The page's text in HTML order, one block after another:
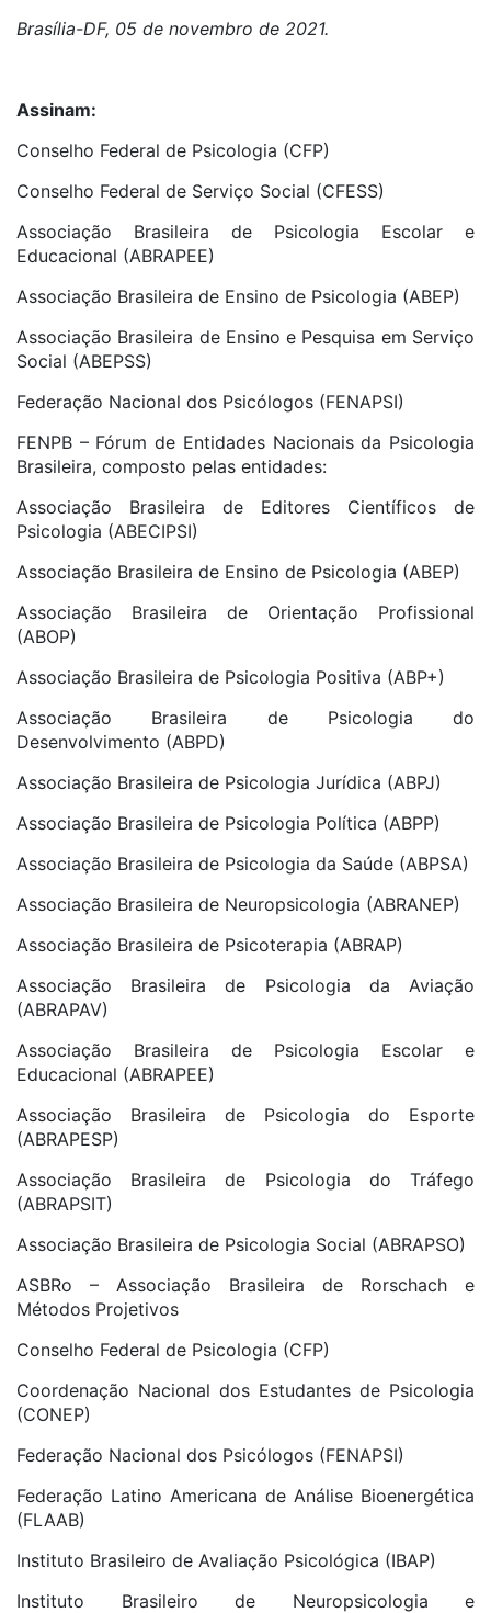
Brasília-DF, 05 de novembro de 2021.
Assinam:
Conselho Federal de Psicologia (CFP)
Conselho Federal de Serviço Social (CFESS)
Associação Brasileira de Psicologia Escolar e
Educacional (ABRAPEE)
Associação Brasileira de Ensino de Psicologia (ABEP)
Associação Brasileira de Ensino e Pesquisa em Serviço
Social (ABEPSS)
Federação Nacional dos Psicólogos (FENAPSI)
FENPB – Fórum de Entidades Nacionais da Psicologia
Brasileira, composto pelas entidades:
Associação Brasileira de Editores Científicos de
Psicologia (ABECIPSI)
Associação Brasileira de Ensino de Psicologia (ABEP)
Associação Brasileira de Orientação Profissional
(ABOP)
Associação Brasileira de Psicologia Positiva (ABP+)
Associação Brasileira de Psicologia do
Desenvolvimento (ABPD)
Associação Brasileira de Psicologia Jurídica (ABPJ)
Associação Brasileira de Psicologia Política (ABPP)
Associação Brasileira de Psicologia da Saúde (ABPSA)
Associação Brasileira de Neuropsicologia (ABRANEP)
Associação Brasileira de Psicoterapia (ABRAP)
Associação Brasileira de Psicologia da Aviação
(ABRAPAV)
Associação Brasileira de Psicologia Escolar e
Educacional (ABRAPEE)
Associação Brasileira de Psicologia do Esporte
(ABRAPESP)
Associação Brasileira de Psicologia do Tráfego
(ABRAPSIT)
Associação Brasileira de Psicologia Social (ABRAPSO)
ASBRo – Associação Brasileira de Rorschach e
Métodos Projetivos
Conselho Federal de Psicologia (CFP)
Coordenação Nacional dos Estudantes de Psicologia
(CONEP)
Federação Nacional dos Psicólogos (FENAPSI)
Federação Latino Americana de Análise Bioenergética
(FLAAB)
Instituto Brasileiro de Avaliação Psicológica (IBAP)
Instituto Brasileiro de Neuropsicologia e